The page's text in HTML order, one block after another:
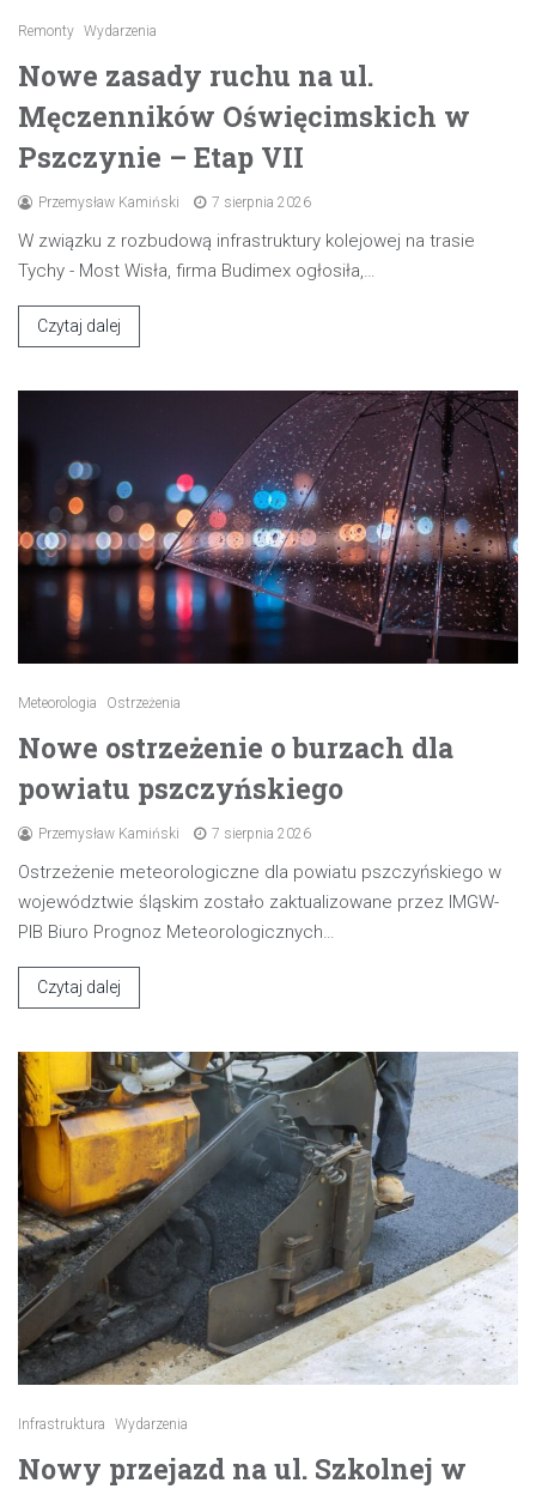
Remonty Wydarzenia
Nowe zasady ruchu na ul.
Męczenników Oświęcimskich w
Pszczynie – Etap VII
Przemysław Kamiński 7 sierpnia 2026
W związku z rozbudową infrastruktury kolejowej na trasie
Tychy - Most Wisła, firma Budimex ogłosiła,…
Czytaj dalej
Meteorologia Ostrzeżenia
Nowe ostrzeżenie o burzach dla
powiatu pszczyńskiego
Przemysław Kamiński 7 sierpnia 2026
Ostrzeżenie meteorologiczne dla powiatu pszczyńskiego w
województwie śląskim zostało zaktualizowane przez IMGW-
PIB Biuro Prognoz Meteorologicznych…
Czytaj dalej
Infrastruktura Wydarzenia
Nowy przejazd na ul. Szkolnej w